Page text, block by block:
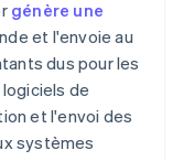
génère une
et l'envoie au
dus pour les
de
et l'envoi des
systèmes